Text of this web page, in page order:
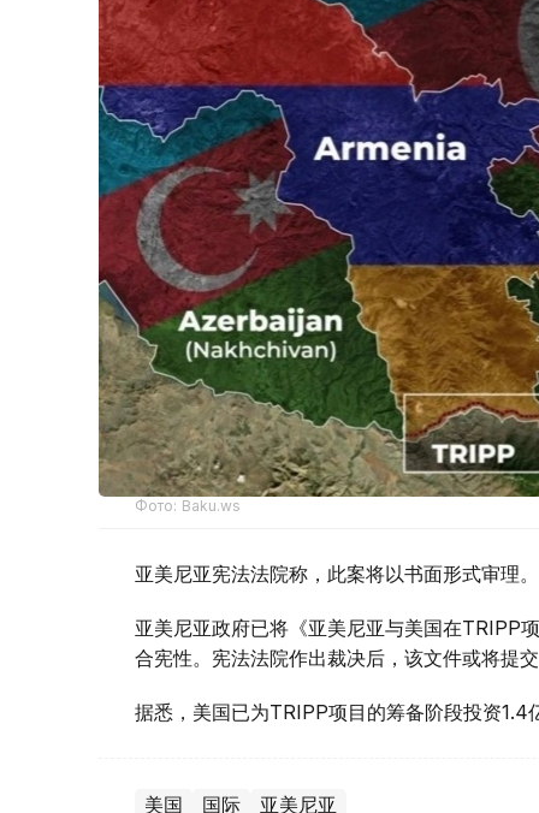
Фото: Baku.ws
亚美尼亚宪法法院称，此案将以书面形式审理。
亚美尼亚政府已将《亚美尼亚与美国在TRIPP
合宪性。宪法法院作出裁决后，该文件或将提交
据悉，美国已为TRIPP项目的筹备阶段投资1.4
美国 国际 亚美尼亚